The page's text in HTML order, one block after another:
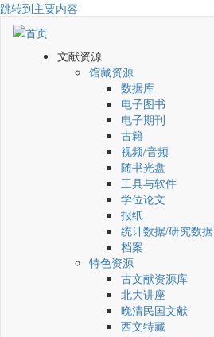
跳转到主要内容
文献资源
馆藏资源
数据库
电子图书
电子期刊
古籍
视频/音频
随书光盘
工具与软件
学位论文
报纸
统计数据/研究数据
档案
特色资源
古文献资源库
北大讲座
晚清民国文献
西文特藏